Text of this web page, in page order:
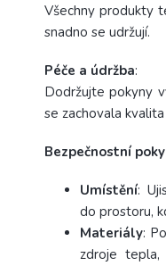
Všechny produkty
snadno se udržují.
Péče a údržba:
Dodržujte pokyny
se zachovala
Bezpečnostní
Umístění:
do prostoru,
Materiály:
zdroje